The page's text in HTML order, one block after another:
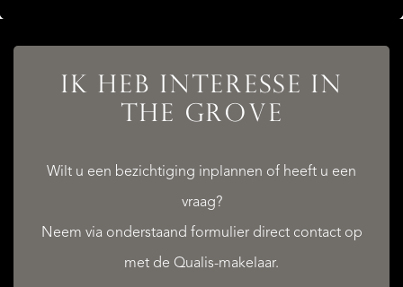
IK HEB INTERESSE IN
THE GROVE
Wilt u een bezichtiging inplannen of heeft u een
vraag?
Neem via onderstaand formulier direct contact op
met de Qualis-makelaar.
QUALIS INTERNATIONAL REALTY